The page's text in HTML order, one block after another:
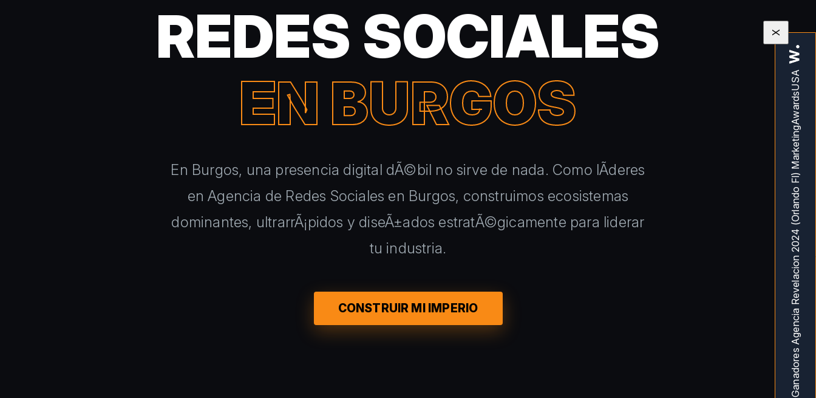
REDES SOCIALES
EN BURGOS
En Burgos, una presencia digital dÃ©bil no sirve de nada. Como lÃ­deres
en Agencia de Redes Sociales en Burgos, construimos ecosistemas
dominantes, ultrarrÃ¡pidos y diseÃ±ados estratÃ©gicamente para liderar
tu industria.
CONSTRUIR MI IMPERIO
X
Ganadores Agencia Revelacion 2024 (Orlando Fl) MarketingAwardsUSA